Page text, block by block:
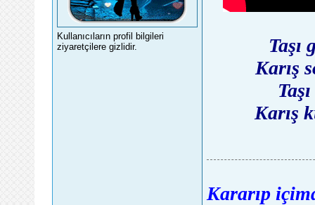
Kullanıcıların profil bilgileri
ziyaretçilere gizlidir.
Karış
Karış
Kararıp